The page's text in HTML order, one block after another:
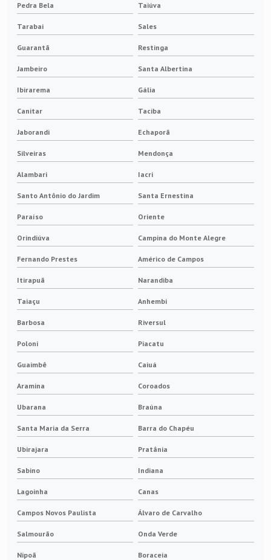
Pedra Bela Taiúva
Tarabai Sales
Guarantã Restinga
Jambeiro Santa Albertina
Ibirarema Gália
Canitar Taciba
Jaborandi Echaporã
Silveiras Mendonça
Alambari Iacri
Santo Antônio do Jardim Santa Ernestina
Paraíso Oriente
Orindiúva Campina do Monte Alegre
Fernando Prestes Américo de Campos
Itirapuã Narandiba
Taiaçu Anhembi
Barbosa Riversul
Poloni Piacatu
Guaimbê Caiuá
Aramina Coroados
Ubarana Braúna
Santa Maria da Serra Barra do Chapéu
Ubirajara Pratânia
Sabino Indiana
Lagoinha Canas
Campos Novos Paulista Álvaro de Carvalho
Salmourão Onda Verde
Nipoã Boraceia